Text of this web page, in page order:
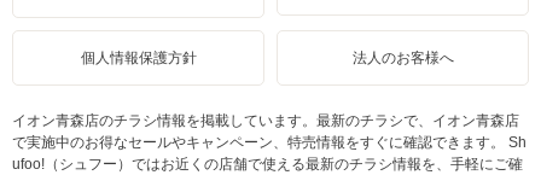
個人情報保護方針 法人のお客様へ
イオン青森店のチラシ情報を掲載しています。最新のチラシで、イオン青森店
で実施中のお得なセールやキャンペーン、特売情報をすぐに確認できます。 Sh
ufoo!（シュフー）ではお近くの店舗で使える最新のチラシ情報を、手軽にご確